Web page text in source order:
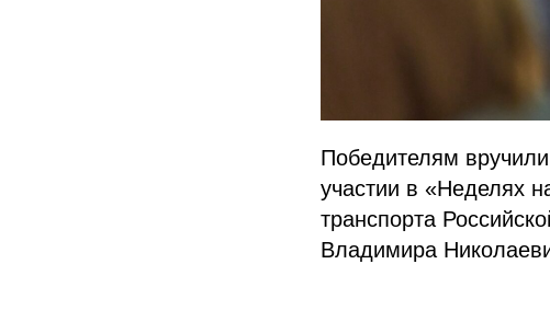
Победителям
участии в «Неделях
транспорта
Владимира